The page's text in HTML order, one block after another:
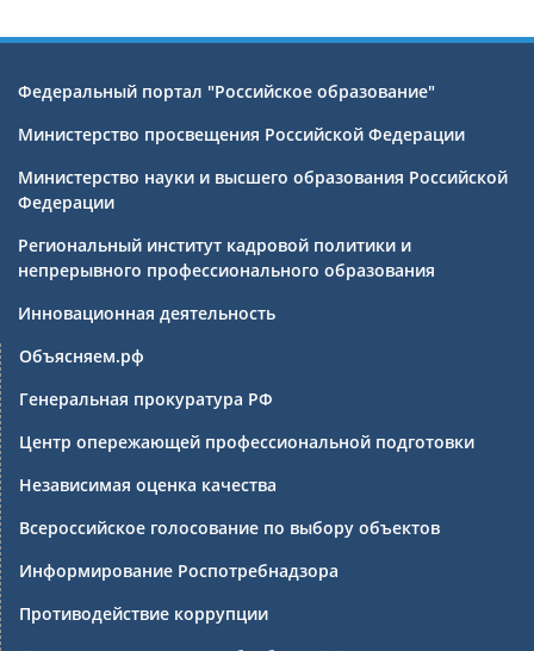
Федеральный портал "Российское образование"
Министерство просвещения Российской Федерации
Министерство науки и высшего образования Российской
Федерации
Региональный институт кадровой политики и
непрерывного профессионального образования
Инновационная деятельность
Объясняем.рф
Генеральная прокуратура РФ
Центр опережающей профессиональной подготовки
Независимая оценка качества
Всероссийское голосование по выбору объектов
Информирование Роспотребнадзора
Противодействие коррупции